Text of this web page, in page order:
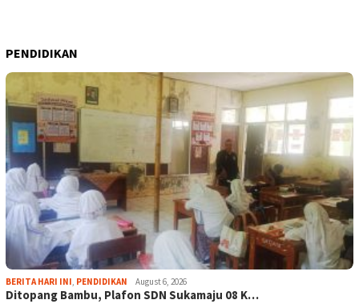
PENDIDIKAN
BERITA HARI INI, PENDIDIKAN August 6, 2026
Ditopang Bambu, Plafon SDN Sukamaju 08 K…